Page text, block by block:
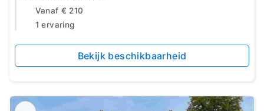
Vanaf € 210
1 ervaring
Bekijk beschikbaarheid